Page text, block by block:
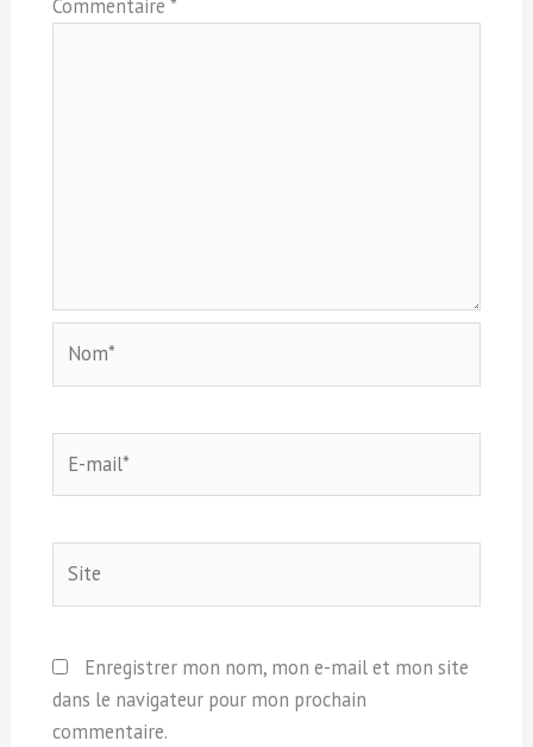
Commentaire *
mail*
Enregistrer mon nom, mon e-mail et mon site
dans le navigateur pour mon prochain
commentaire.